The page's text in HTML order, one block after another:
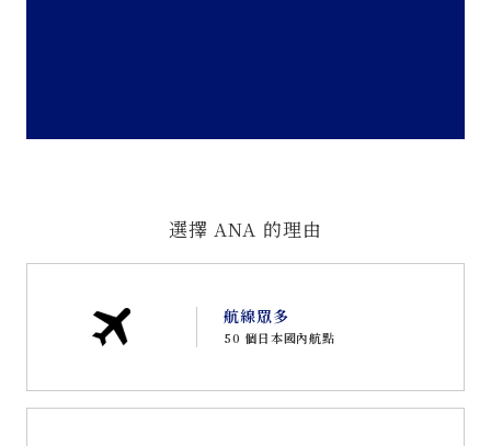
選擇 ANA 的理由
航線眾多
50 個日本國內航點